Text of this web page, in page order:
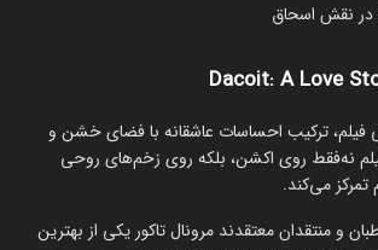
فیلم، ترکیب احساسات عاشقانه با فضای خشن و
نه‌فقط روی اکشن، بلکه روی زخم‌های روحی
می‌کند.
و منتقدان معتقدند مرونال تاکور یکی از بهترین